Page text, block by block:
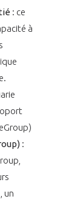
: ce
à
:
un